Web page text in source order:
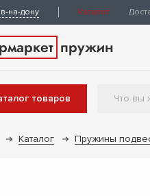
на-дону Каталог
пружин
товаров
Каталог Пружины